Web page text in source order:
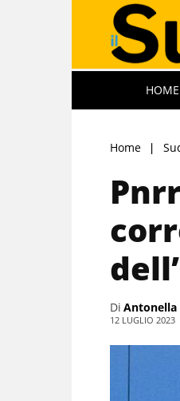
HOME
Home
Di Antonella
12 LUGLIO 2023